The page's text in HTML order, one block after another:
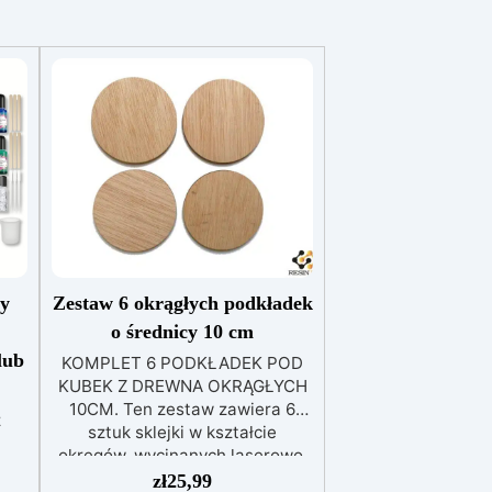
Zestaw 6 okrągłych podkładek
o średnicy 10 cm
KOMPLET 6 PODKŁADEK POD
KUBEK Z DREWNA OKRĄGŁYCH
10CM. Ten zestaw zawiera 6
sztuk sklejki w kształcie
okręgów, wycinanych laserowo,
o grubości 4 mm i średnicy 10
zł25,99